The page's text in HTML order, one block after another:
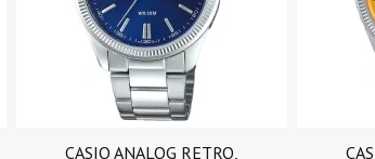
CASIO ANALOG RETRO,